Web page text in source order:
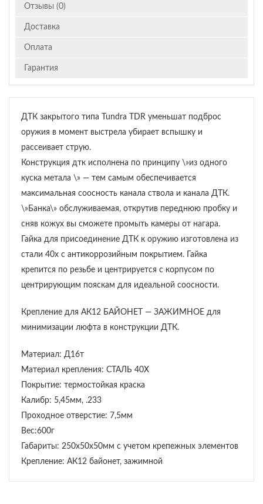
Отзывы (0)
Доставка
Оплата
Гарантия
ДТК закрытого типа Tundra TDR уменьшат подброс
оружия в момент выстрела убирает вспышку и
рассеивает струю.
Конструкция дтк исполнена по принципу \»из одного
куска метала \» — тем самым обеспечивается
максимальная соосность канала ствола и канала ДТК.
\»Банка\» обслуживаемая, открутив переднюю пробку и
сняв кожух вы сможете промыть камеры от нагара.
Гайка для присоединение ДТК к оружию изготовлена из
стали 40х с антикоррозийным покрытием. Гайка
крепится по резьбе и центрируется с корпусом по
центрирующим пояскам для идеальной соосности.
Крепление для АК12 БАЙОНЕТ — ЗАЖИМНОЕ для
минимизации люфта в конструкции ДТК.
Материал: Д16т
Материал крепления: СТАЛЬ 40Х
Покрытие: термостойкая краска
Калибр: 5,45мм, .233
Проходное отверстие: 7,5мм
Вес:600г
Габариты: 250х50х50мм с учетом крепежных элементов
Крепление: АК12 байонет, зажимной